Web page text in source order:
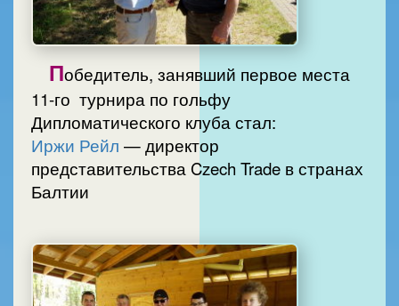
Победитель, занявший первое места
11-го турнира по гольфу
Дипломатического клуба стал:
Иржи Рейл — директор
представительства Czech Trade в странах
Балтии